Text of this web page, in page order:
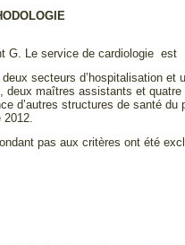
G. Le service de cardiologie
secteurs d’hospitalisation et
maîtres assistants et quatre
d’autres structures de santé du
2012.
pas aux critères ont été